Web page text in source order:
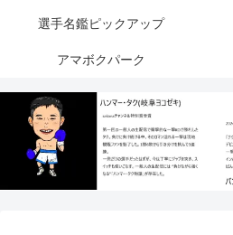
選手名鑑ピックアップ
アマボクパーク